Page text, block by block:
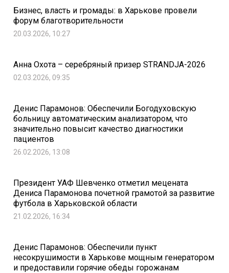
Бизнес, власть и громады: в Харькове провели
форум благотворительности
20.03.2026, 10:27
Анна Охота – серебряный призер STRANDJA-2026
02.03.2026, 09:35
Денис Парамонов: Обеспечили Богодуховскую
больницу автоматическим анализатором, что
значительно повысит качество диагностики
пациентов
26.02.2026, 13:08
Президент УАФ Шевченко отметил мецената
Дениса Парамонова почетной грамотой за развитие
футбола в Харьковской области
21.02.2026, 16:34
Денис Парамонов: Обеспечили пункт
несокрушимости в Харькове мощным генератором
и предоставили горячие обеды горожанам